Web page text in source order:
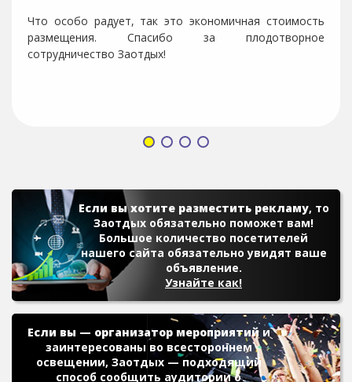
Что особо радует, так это экономичная стоимость
размещения. Спасибо за плодотворное
сотрудничество Заотдых!
Если вы хотите разместить рекламу, то
Заотдых обязательно поможет вам!
Большое количество посетителей
нашего сайта обязательно увидят ваше
объявление.
Узнайте как!
Если вы — организатор мероприятийи
заинтересованы во всестороннем
освещении, Заотдых — подходящий
способ сообщить аудитории о